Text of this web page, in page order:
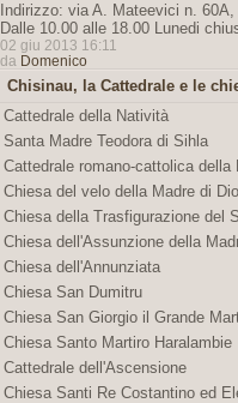
Indirizzo: via A. Mateevici n.
Dalle 10.00 alle 18.00 Lunedi
02 giu 2013 16:11
da Domenico
Chisinau, la Cattedrale e le
Cattedrale della Natività
Santa Madre Teodora di Sihla
Cattedrale romano-cattolica della
Chiesa del velo della Madre di Dio
Chiesa della Trasfigurazione del
Chiesa dell'Assunzione della
Chiesa dell'Annunziata
Chiesa San Dumitru
Chiesa San Giorgio il Grande
Chiesa Santo Martiro Haralambie
Cattedrale dell'Ascensione
Chiesa Santi Re Costantino ed